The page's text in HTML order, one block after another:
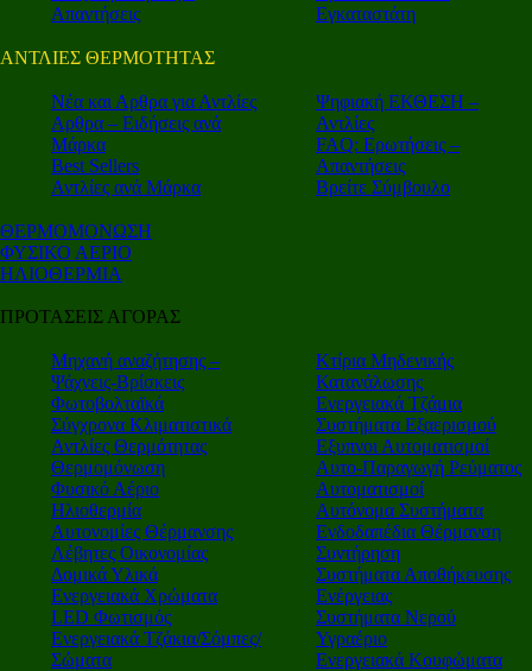
Απαντήσεις
Εγκαταστάτη
ΑΝΤΛΙΕΣ ΘΕΡΜΟΤΗΤΑΣ
Nέα και Αρθρα για Αντλίες
Αρθρα – Ειδήσεις ανά
Μάρκα
Best Sellers
Αντλίες ανά Μάρκα
Ψηφιακή ΕΚΘΕΣΗ –
Αντλίες
FAQ: Ερωτήσεις –
Απαντήσεις
Βρείτε Σύμβουλο
ΘΕΡΜΟΜΟΝΩΣΗ
ΦΥΣΙΚΟ ΑΕΡΙΟ
ΗΛΙΟΘΕΡΜΙΑ
ΠΡΟΤΑΣΕΙΣ ΑΓΟΡΑΣ
Μηχανή αναζήτησης –
Ψάχνεις-Βρίσκεις
Φωτοβολταϊκά
Σύγχρονα Κλιματιστικά
Αντλίες Θερμότητας
Θερμομόνωση
Φυσικό Αέριο
Ηλιοθερμία
Αυτονομίες Θέρμανσης
Λέβητες Οικονομίας
Δομικά Υλικά
Ενεργειακά Χρώματα
LED Φωτισμός
Ενεργειακά Τζάκια/Σόμπες/
Σώματα
Κτίρια Μηδενικής
Κατανάλωσης
Ενεργειακά Τζάμια
Συστήματα Εξαερισμού
Εξυπνοι Αυτοματισμοί
Αυτο-Παραγωγή Ρεύματος
Αυτοματισμοί
Αυτόνομα Συστήματα
Ενδοδαπέδια Θέρμανση
Συντήρηση
Συστήματα Αποθήκευσης
Ενέργειας
Συστήματα Νερού
Υγραέριο
Ενεργειακά Κουφώματα